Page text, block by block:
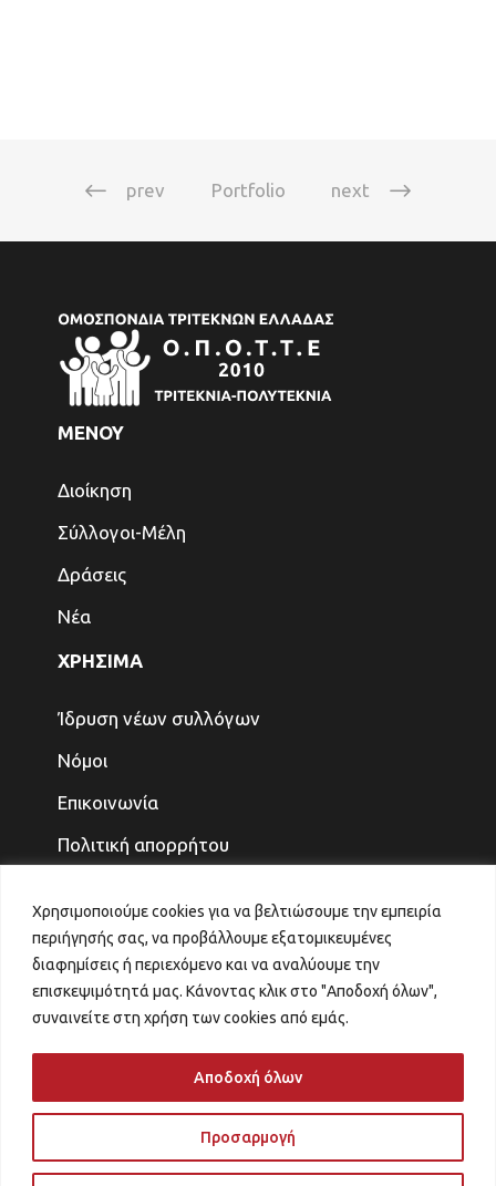
Χρησιμοποιούμε cookies για να βελτιώσουμε την εμπειρία
περιήγησής σας, να προβάλλουμε εξατομικευμένες
διαφημίσεις ή περιεχόμενο και να αναλύουμε την
επισκεψιμότητά μας. Κάνοντας κλικ στο "Αποδοχή όλων",
συναινείτε στη χρήση των cookies από εμάς.
Προσαρμογή
Αποδοχή όλων
prev Portfolio next
ΜΕΝΟΥ
Διοίκηση
Σύλλογοι-Μέλη
Δράσεις
Νέα
ΧΡΗΣΙΜΑ
Ίδρυση νέων συλλόγων
Νόμοι
Επικοινωνία
Πολιτική απορρήτου
ΓΙΑ ΤΑ ΠΑΙΔΙΑ ΚΑΙ ΤΗΝ ΟΙΚΟΓΕΝΕΙΑ, ΤΟ
ΜΕΛΛΟΝ ΤΟ ΚΕΡΔΙΖΟΥΜΕ
31 Ιουλίου 2026
VOUCHER ΠΑΙΔΙΚΟΙ ΣΤΑΘΜΟΙ